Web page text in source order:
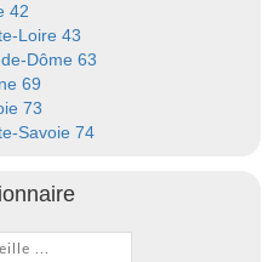
42
Loire 43
Dôme 63
69
73
Savoie 74